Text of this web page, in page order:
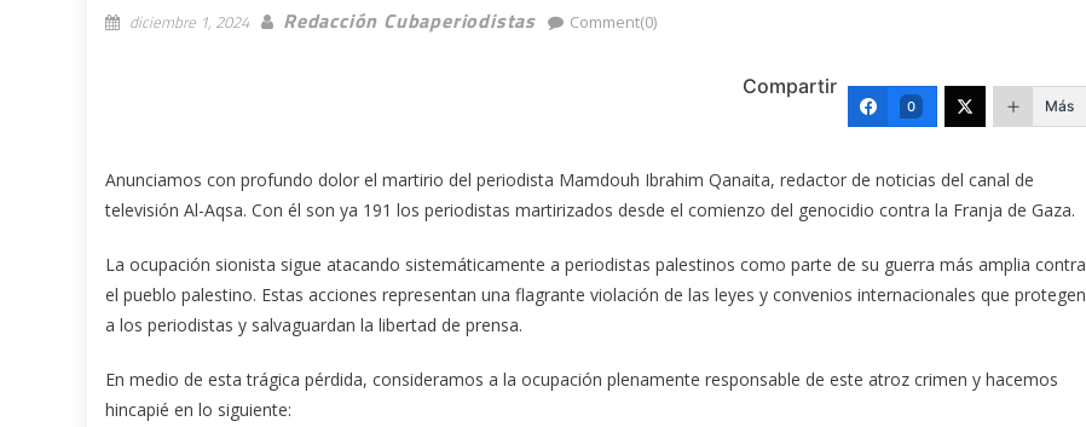
diciembre 1, 2024 Redacción Cubaperiodistas Comment(0)
Compartir
0 Más
Anunciamos con profundo dolor el martirio del periodista Mamdouh Ibrahim Qanaita, redactor de noticias del canal de
televisión Al-Aqsa. Con él son ya 191 los periodistas martirizados desde el comienzo del genocidio contra la Franja de Gaza.
La ocupación sionista sigue atacando sistemáticamente a periodistas palestinos como parte de su guerra más amplia contra
el pueblo palestino. Estas acciones representan una flagrante violación de las leyes y convenios internacionales que protegen
a los periodistas y salvaguardan la libertad de prensa.
En medio de esta trágica pérdida, consideramos a la ocupación plenamente responsable de este atroz crimen y hacemos
hincapié en lo siguiente: